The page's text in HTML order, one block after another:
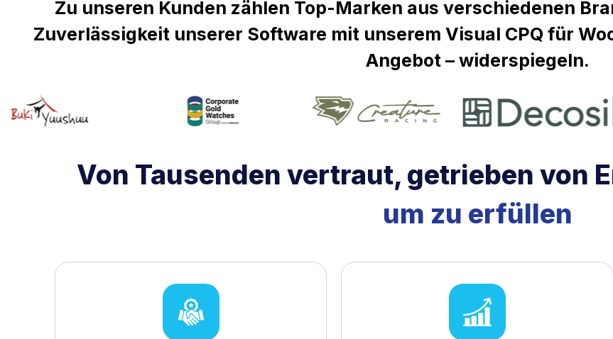
Zu unseren Kunden zählen Top-Marken aus verschiedenen
Zuverlässigkeit unserer Software mit unserem Visual CPQ für
Angebot – widerspiegeln.
Von Tausenden vertraut, getrieben von
um zu erfüllen